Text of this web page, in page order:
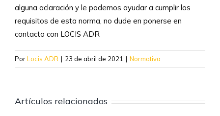
alguna aclaración y le podemos ayudar a cumplir los
requisitos de esta norma, no dude en ponerse en
contacto con LOCIS ADR
PorLocis ADR | 23 de abril de 2021 | Normativa
Artículos relacionados